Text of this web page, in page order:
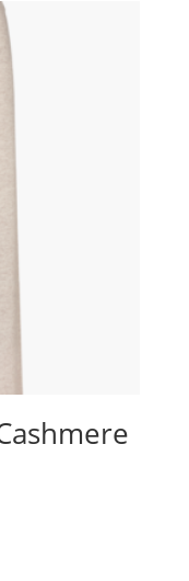
Varianten
auf.
Die
gewählt
werden